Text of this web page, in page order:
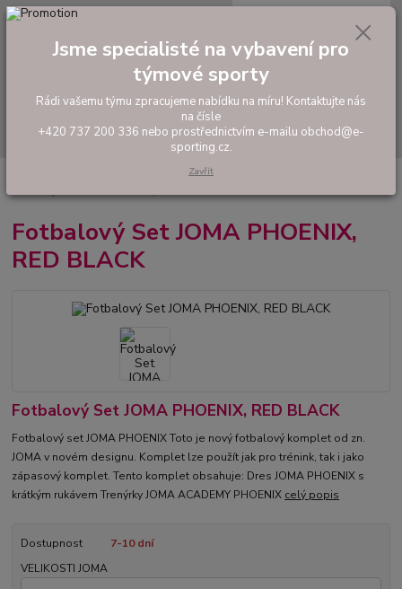
Hledat
tel: +420 737 200 336
0,00 Kč
Tréninkové oblečení
Fotbalový Set JOMA PHOENIX, RED BLACK
Fotbalový Set JOMA PHOENIX,
RED BLACK
Fotbalový Set JOMA PHOENIX, RED BLACK
Fotbalový set JOMA PHOENIX Toto je nový fotbalový komplet od zn.
JOMA v novém designu. Komplet lze použít jak pro trénink, tak i jako
zápasový komplet. Tento komplet obsahuje: Dres JOMA PHOENIX s
krátkým rukávem Trenýrky JOMA ACADEMY PHOENIX celý popis
Dostupnost
7-10 dní
VELIKOSTI JOMA
Jsme specialisté na vybavení pro
týmové sporty
Rádi vašemu týmu zpracujeme nabídku na míru! Kontaktujte nás
na čísle
+420 737 200 336 nebo prostřednictvím e-mailu obchod@e-
sporting.cz.
Zavřít